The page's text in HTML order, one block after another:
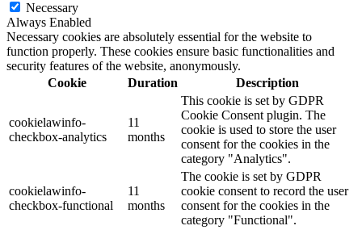
Necessary
Always Enabled
Necessary cookies are absolutely essential for the website to
function properly. These cookies ensure basic functionalities and
security features of the website, anonymously.
Cookie
Duration Description
cookielawinfo-
checkbox-analytics
11
months
This cookie is set by GDPR
Cookie Consent plugin. The
cookie is used to store the user
consent for the cookies in the
category "Analytics".
cookielawinfo-
checkbox-functional
11
months
The cookie is set by GDPR
cookie consent to record the user
consent for the cookies in the
category "Functional".